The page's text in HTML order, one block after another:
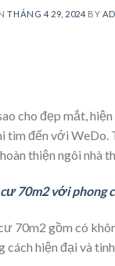
THÁNG 4 29, 2024 BY
cho đẹp mắt,
tìm đến với
thiện ngôi nhà
70m2 với phong
70m2 gồm có
hiện đại và